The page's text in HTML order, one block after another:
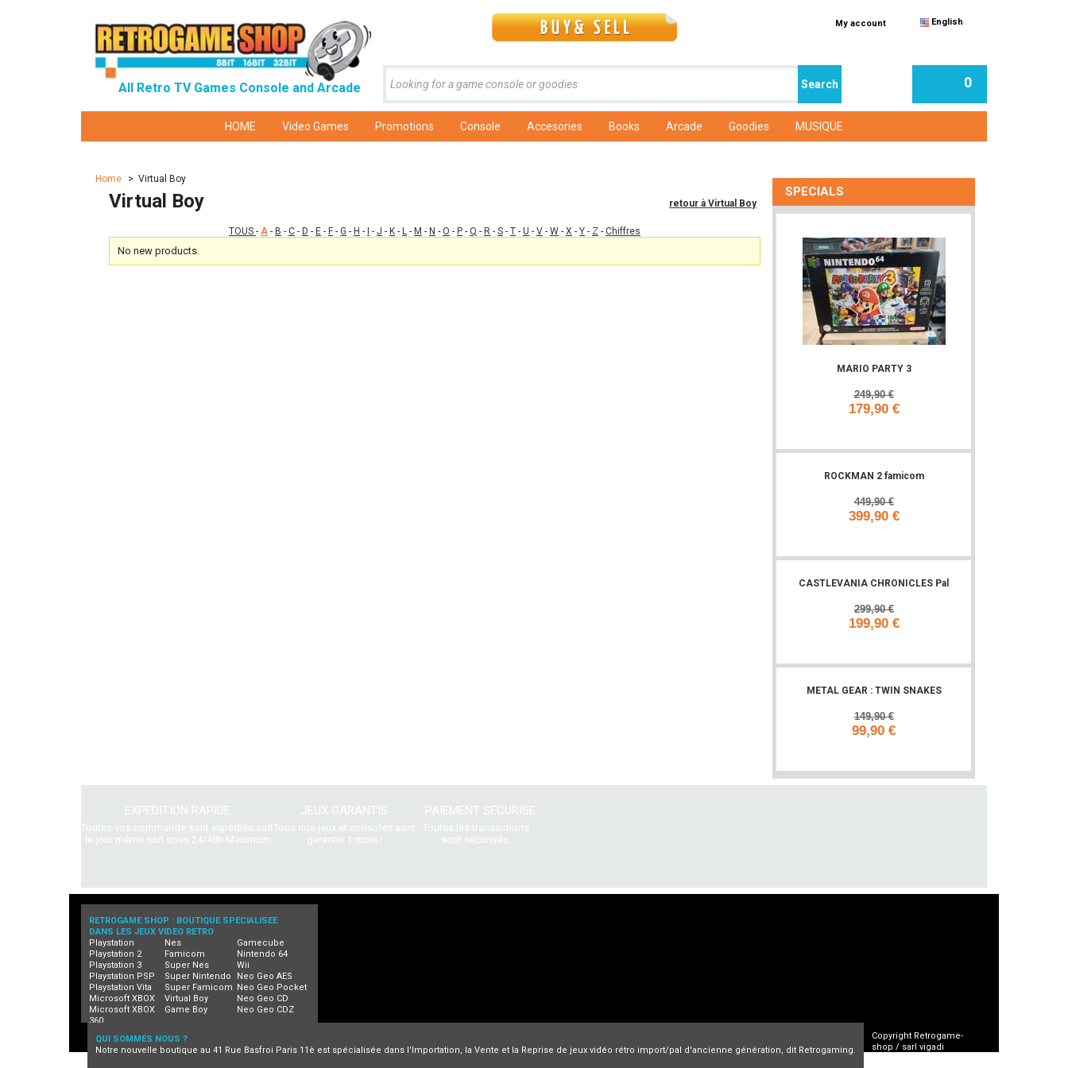
All Retro TV Games Console and Arcade
My account English
0
HOME Video Games Promotions Console Accesories Books Arcade Goodies MUSIQUE
Home > Virtual Boy
retour à Virtual Boy
Virtual Boy
TOUS - A - B - C - D - E - F - G - H - - J - K - L - M - N - O - P - Q - R - S - T - U - V - W - X - Y - Z - Chiffres
No new products.
SPECIALS
MARIO PARTY 3
249,90 €
179,90 €
ROCKMAN 2 famicom
449,90 €
399,90 €
CASTLEVANIA CHRONICLES Pal
299,90 €
199,90 €
METAL GEAR : TWIN SNAKES
149,90 €
99,90 €
EXPEDITION RAPIDE
Toutes vos commande sont expédiés soit
le jour même soit sous 24/48h Maximum
JEUX GARANTIS
Tous nos jeux et consoles sont
garantis 1 mois !
PAIEMENT SECURISE
Toutes les transactions
sont sécurisés.
RETROGAME SHOP : BOUTIQUE SPECIALISEE
DANS LES JEUX VIDEO RETRO
Playstation
Playstation 2
Playstation 3
Playstation PSP
Playstation Vita
Microsoft XBOX
Microsoft XBOX
360
Nes
Famicom
Super Nes
Super Nintendo
Super Famicom
Virtual Boy
Game Boy
Gamecube
Nintendo 64
Wii
Neo Geo AES
Neo Geo Pocket
Neo Geo CD
Neo Geo CDZ
QUI SOMMES NOUS ?
Notre nouvelle boutique au 41 Rue Basfroi Paris 11è est spécialisée dans l'Importation, la Vente et la Reprise de jeux vidéo rétro import/pal d'ancienne génération, dit Retrogaming.
Copyright Retrogame-
shop / sarl vigadi